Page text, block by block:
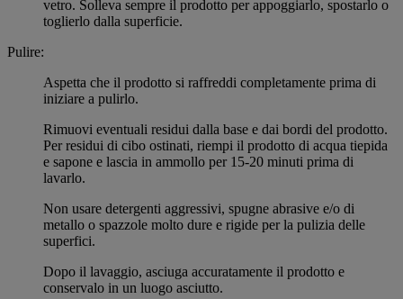
vetro. Solleva sempre il prodotto per appoggiarlo, spostarlo o
toglierlo dalla superficie.
Pulire:
Aspetta che il prodotto si raffreddi completamente prima di
iniziare a pulirlo.
Rimuovi eventuali residui dalla base e dai bordi del prodotto.
Per residui di cibo ostinati, riempi il prodotto di acqua tiepida
e sapone e lascia in ammollo per 15-20 minuti prima di
lavarlo.
Non usare detergenti aggressivi, spugne abrasive e/o di
metallo o spazzole molto dure e rigide per la pulizia delle
superfici.
Dopo il lavaggio, asciuga accuratamente il prodotto e
conservalo in un luogo asciutto.